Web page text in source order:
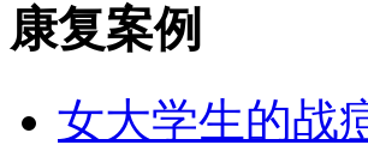
康复案例
女大学生的战